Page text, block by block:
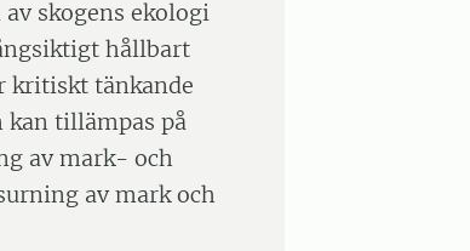
skogens ekologi
hållbart
kritiskt tänkande
tillämpas på
av mark- och
av mark och